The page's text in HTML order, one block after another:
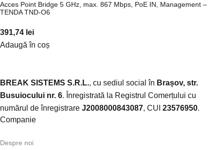
Acces Point Bridge 5 GHz, max. 867 Mbps, PoE IN, Management –
TENDA TND-O6
391,74 lei
Adaugă în coș
BREAK SISTEMS S.R.L., cu sediul social în Brașov, str.
Busuiocului nr. 6. Înregistrată la Registrul Comerțului cu
numărul de înregistrare J2008000843087, CUI 23576950.​
Companie
Despre noi